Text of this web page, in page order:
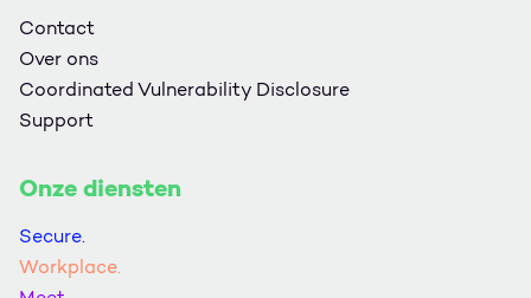
Contact
Over ons
Coordinated Vulnerability Disclosure
Support
Onze diensten
Secure.
Workplace.